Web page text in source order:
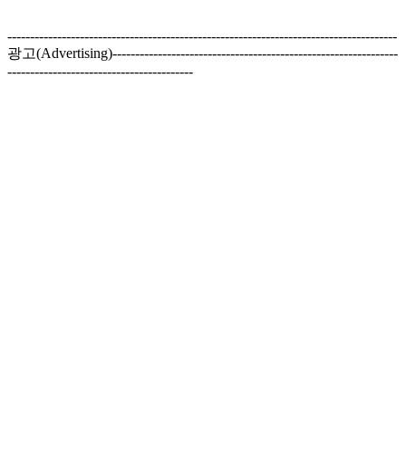
--------------------------------------------------------------------------------------
광고(Advertising)---------------------------------------------------------------
-----------------------------------------